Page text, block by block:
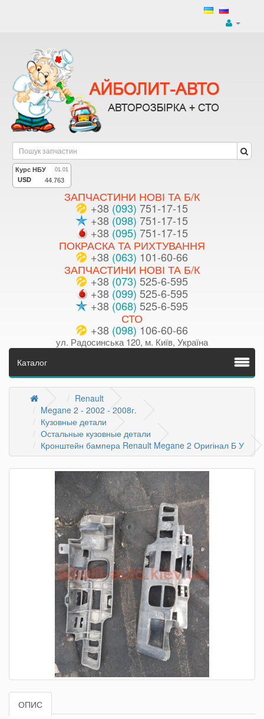
ЗАПЧАСТИНИ НОВІ ТА Б/К
+38 (093) 751-17-15
+38 (098) 751-17-15
+38 (095) 751-17-15
ПОКРАСКА ТА РИХТУВАННЯ
+38 (063) 101-60-66
ЗАПЧАСТИНИ НОВІ ТА Б/К
+38 (073) 525-6-595
+38 (099) 525-6-595
+38 (068) 525-6-595
СТО
+38 (098) 106-60-66
ул. Радосинська 120, м. Київ, Україна
Каталог
Renault
Megane 2 - 2002 - 2008г.
Кузовные детали
Остальные кузовные детали
Кронштейн бампера Renault Megane 2 Оригінал Б У
ОПИС